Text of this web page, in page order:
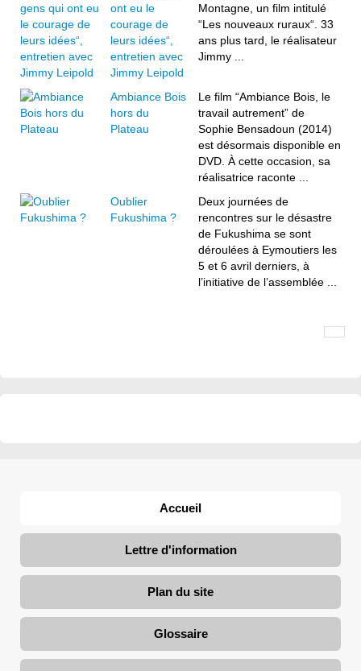
ont eu le
courage de
leurs idées“,
entretien avec
Jimmy Leipold
Montagne, un film intitulé
“Les nouveaux ruraux“. 33
ans plus tard, le réalisateur
Jimmy ...
Ambiance Bois
hors du
Plateau
Le film “Ambiance Bois, le
travail autrement” de
Sophie Bensadoun (2014)
est désormais disponible en
DVD. À cette occasion, sa
réalisatrice raconte ...
Oublier
Fukushima ?
Deux journées de
rencontres sur le désastre
de Fukushima se sont
déroulées à Eymoutiers les
5 et 6 avril derniers, à
l’initiative de l’assemblée ...
Accueil
Lettre d'information
Plan du site
Glossaire